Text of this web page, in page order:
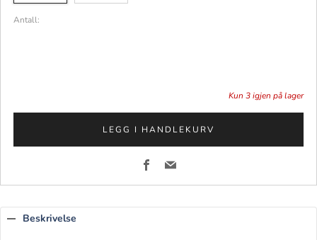
Antall:
Kun 3igjen på lager
LEGG I HANDLEKURV
Facebook
Email
Beskrivelse